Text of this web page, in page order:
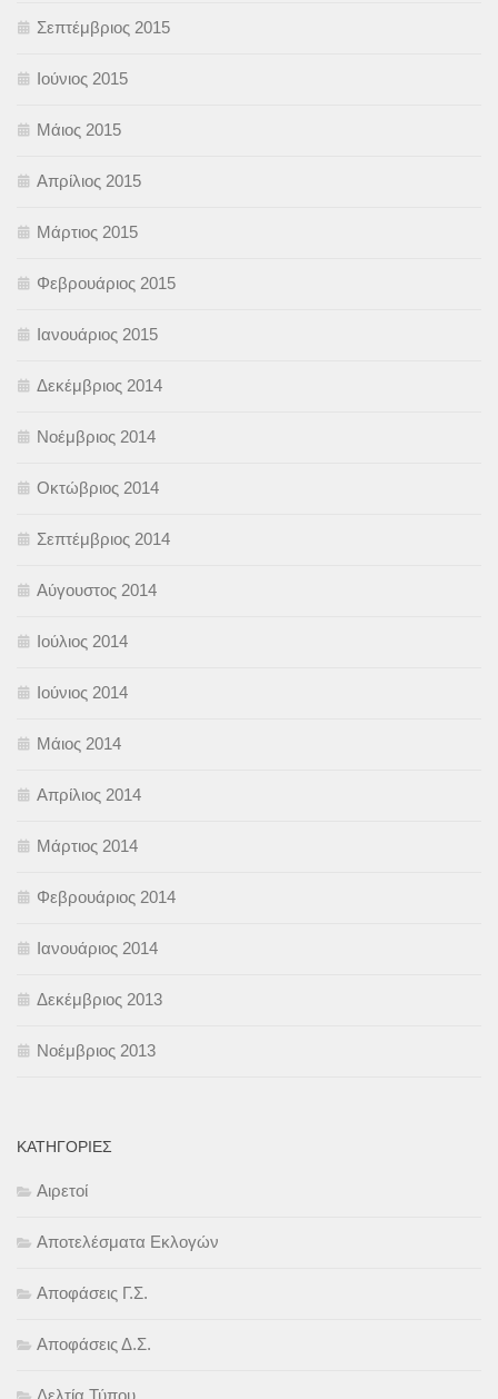
Σεπτέμβριος 2015
Ιούνιος 2015
Μάιος 2015
Απρίλιος 2015
Μάρτιος 2015
Φεβρουάριος 2015
Ιανουάριος 2015
Δεκέμβριος 2014
Νοέμβριος 2014
Οκτώβριος 2014
Σεπτέμβριος 2014
Αύγουστος 2014
Ιούλιος 2014
Ιούνιος 2014
Μάιος 2014
Απρίλιος 2014
Μάρτιος 2014
Φεβρουάριος 2014
Ιανουάριος 2014
Δεκέμβριος 2013
Νοέμβριος 2013
KΑΤΗΓΟΡΊΕΣ
Αιρετοί
Αποτελέσματα Εκλογών
Αποφάσεις Γ.Σ.
Αποφάσεις Δ.Σ.